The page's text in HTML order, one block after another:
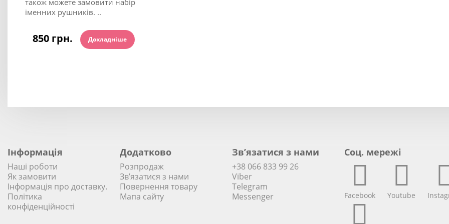
іменних рушників. ..
850 грн. Докладніше
Інформація
Наші роботи
Як замовити
Інформація про доставку.
Політика
конфіденційності
Додатково
Розпродаж
Зв’язатися з нами
Повернення товару
Мапа сайту
Зв’язатися з нами
+38 066 833 99 26
Viber
Telegram
Messenger
Соц. мережi
Facebook Youtube